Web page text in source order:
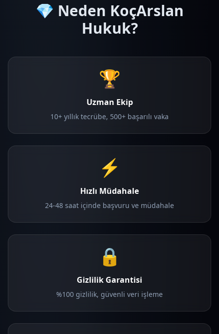
💎 Neden KoçArslan
Hukuk?
🏆
Uzman Ekip
10+ yıllık tecrübe, 500+ başarılı vaka
⚡
Hızlı Müdahale
24-48 saat içinde başvuru ve müdahale
🔒
Gizlilik Garantisi
%100 gizlilik, güvenli veri işleme